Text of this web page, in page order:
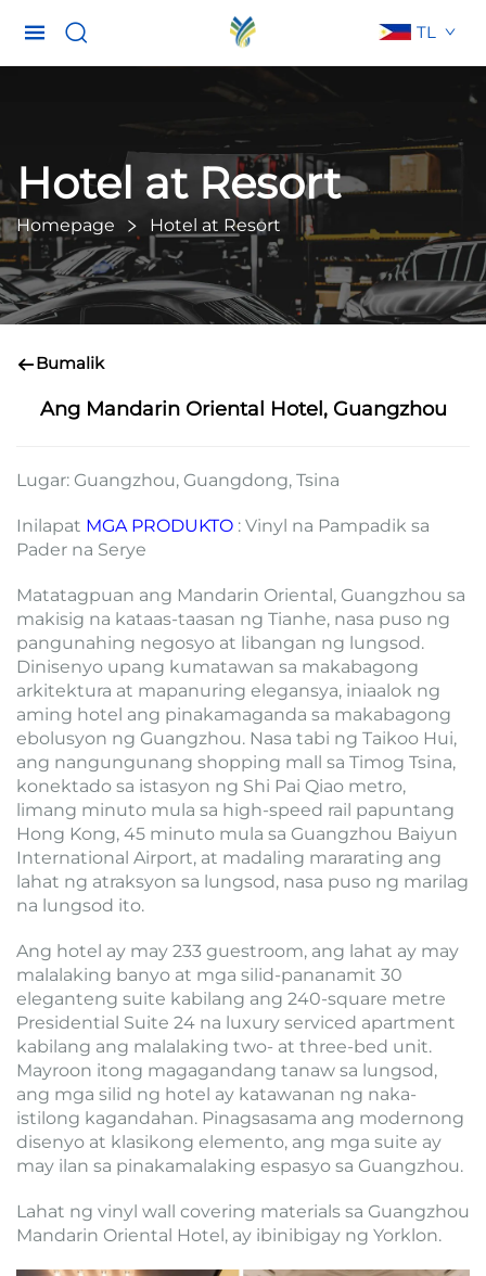
TL
Hotel at Resort
Homepage Hotel at Resort
Bumalik
Ang Mandarin Oriental Hotel, Guangzhou
Lugar: Guangzhou, Guangdong, Tsina
Inilapat MGA PRODUKTO : Vinyl na Pampadik sa
Pader na Serye
Matatagpuan ang Mandarin Oriental, Guangzhou sa
makisig na kataas-taasan ng Tianhe, nasa puso ng
pangunahing negosyo at libangan ng lungsod.
Dinisenyo upang kumatawan sa makabagong
arkitektura at mapanuring elegansya, iniaalok ng
aming hotel ang pinakamaganda sa makabagong
ebolusyon ng Guangzhou. Nasa tabi ng Taikoo Hui,
ang nangungunang shopping mall sa Timog Tsina,
konektado sa istasyon ng Shi Pai Qiao metro,
limang minuto mula sa high-speed rail papuntang
Hong Kong, 45 minuto mula sa Guangzhou Baiyun
International Airport, at madaling mararating ang
lahat ng atraksyon sa lungsod, nasa puso ng marilag
na lungsod ito.
Ang hotel ay may 233 guestroom, ang lahat ay may
malalaking banyo at mga silid-pananamit 30
eleganteng suite kabilang ang 240-square metre
Presidential Suite 24 na luxury serviced apartment
kabilang ang malalaking two- at three-bed unit.
Mayroon itong magagandang tanaw sa lungsod,
ang mga silid ng hotel ay katawanan ng naka-
istilong kagandahan. Pinagsasama ang modernong
disenyo at klasikong elemento, ang mga suite ay
may ilan sa pinakamalaking espasyo sa Guangzhou.
Lahat ng vinyl wall covering materials sa Guangzhou
Mandarin Oriental Hotel, ay ibinibigay ng Yorklon.